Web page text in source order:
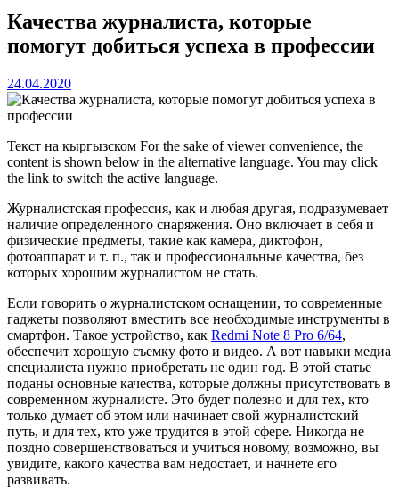
Качества журналиста, которые
помогут добиться успеха в профессии
24.04.2020
Текст на кыргызском For the sake of viewer convenience, the
content is shown below in the alternative language. You may click
the link to switch the active language.
Журналистская профессия, как и любая другая, подразумевает
наличие определенного снаряжения. Оно включает в себя и
физические предметы, такие как камера, диктофон,
фотоаппарат и т. п., так и профессиональные качества, без
которых хорошим журналистом не стать.
Если говорить о журналистском оснащении, то современные
гаджеты позволяют вместить все необходимые инструменты в
смартфон. Такое устройство, как Redmi Note 8 Pro 6/64,
обеспечит хорошую съемку фото и видео. А вот навыки медиа
специалиста нужно приобретать не один год. В этой статье
поданы основные качества, которые должны присутствовать в
современном журналисте. Это будет полезно и для тех, кто
только думает об этом или начинает свой журналистский
путь, и для тех, кто уже трудится в этой сфере. Никогда не
поздно совершенствоваться и учиться новому, возможно, вы
увидите, какого качества вам недостает, и начнете его
развивать.